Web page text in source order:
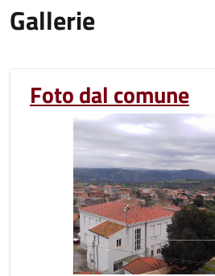
Gallerie
Foto dal comune